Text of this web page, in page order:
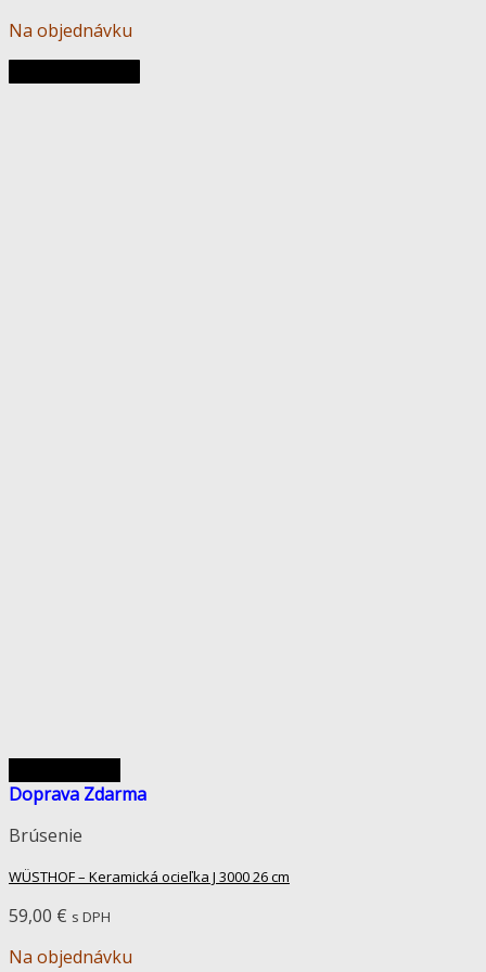
Na objednávku
Doprava Zdarma
Brúsenie
WÜSTHOF – Keramická ocieľka J 3000 26 cm
59,00 € s DPH
Na objednávku